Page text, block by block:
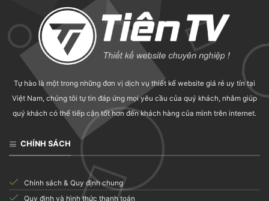
Tự hào là một trong những đơn vị dịch vụ thiết kế website giá rẻ uy tín tại
Việt Nam, chúng tôi tự tin đáp ứng mọi yêu cầu của quý khách, nhằm giúp
quý khách có thể tiếp cận tốt hơn đến khách hàng của mình trên internet.
CHÍNH SÁCH
Chính sách & Quy định chung
Quy định và hình thức thanh toán